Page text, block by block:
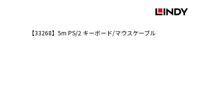
【33268】5m PS/2 キーボード/マウスケーブル